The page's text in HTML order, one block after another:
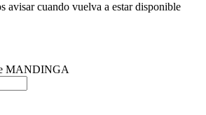
avisar cuando vuelva a estar disponible
MANDINGA